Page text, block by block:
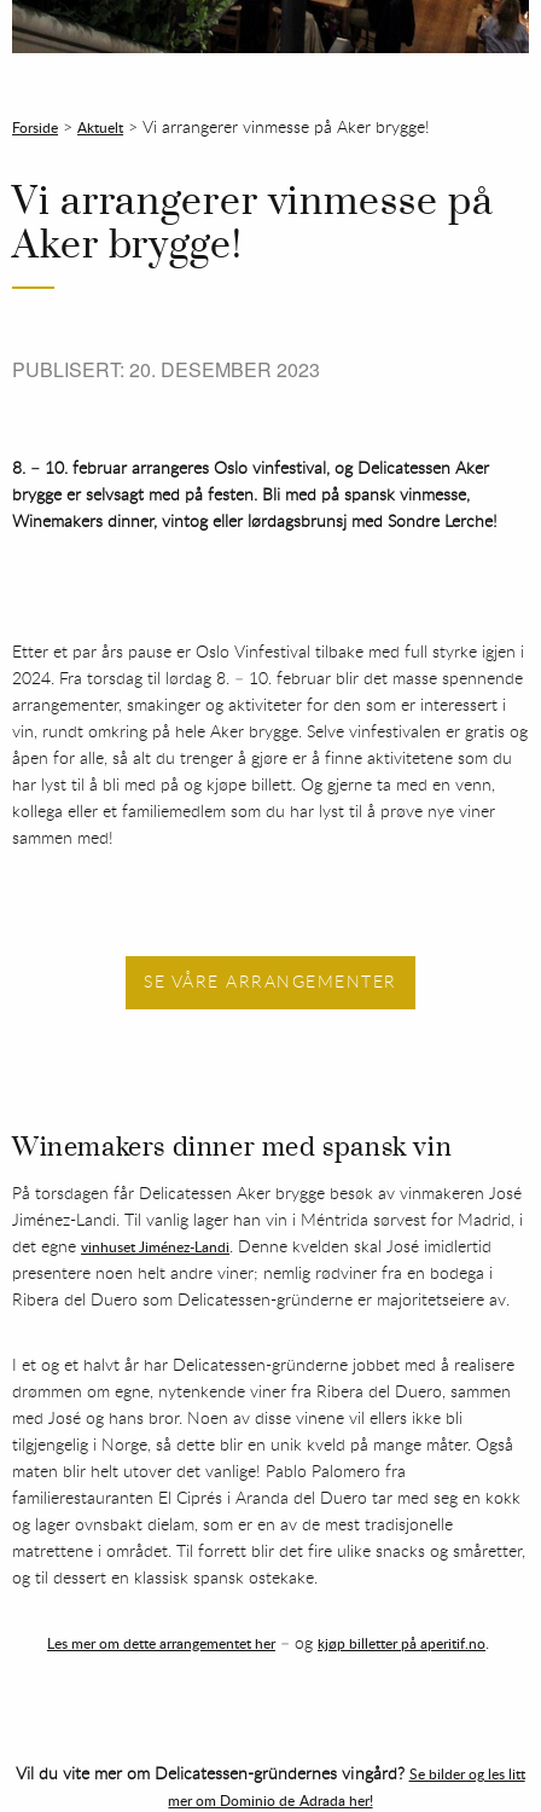
Forside >Aktuelt >Vi arrangerer vinmesse på Aker brygge!
Vi arrangerer vinmesse på
Aker brygge!
PUBLISERT: 20. DESEMBER 2023
8. – 10. februar arrangeres Oslo vinfestival, og Delicatessen Aker
brygge er selvsagt med på festen. Bli med på spansk vinmesse,
Winemakers dinner, vintog eller lørdagsbrunsj med Sondre Lerche!
Etter et par års pause er Oslo Vinfestival tilbake med full styrke igjen i
2024. Fra torsdag til lørdag 8. – 10. februar blir det masse spennende
arrangementer, smakinger og aktiviteter for den som er interessert i
vin, rundt omkring på hele Aker brygge. Selve vinfestivalen er gratis og
åpen for alle, så alt du trenger å gjøre er å finne aktivitetene som du
har lyst til å bli med på og kjøpe billett. Og gjerne ta med en venn,
kollega eller et familiemedlem som du har lyst til å prøve nye viner
sammen med!
SE VÅRE ARRANGEMENTER
Winemakers dinner med spansk vin
På torsdagen får Delicatessen Aker brygge besøk av vinmakeren José
Jiménez-Landi. Til vanlig lager han vin i Méntrida sørvest for Madrid, i
det egnevinhuset Jiménez-Landi
. Denne kvelden skal José imidlertid
presentere noen helt andre viner; nemlig rødviner fra en bodega i
Ribera del Duero som Delicatessen-gründerne er majoritetseiere av.
I et og et halvt år har Delicatessen-gründerne jobbet med å realisere
drømmen om egne, nytenkende viner fra Ribera del Duero, sammen
med José og hans bror. Noen av disse vinene vil ellers ikke bli
tilgjengelig i Norge, så dette blir en unik kveld på mange måter. Også
maten blir helt utover det vanlige! Pablo Palomero fra
familierestauranten El Ciprés i Aranda del Duero tar med seg en kokk
og lager ovnsbakt dielam, som er en av de mest tradisjonelle
matrettene i området. Til forrett blir det fire ulike snacks og småretter,
og til dessert en klassisk spansk ostekake.
Les mer om dette arrangementet her– og kjøp billetter på aperitif.no
Vil du vite mer om Delicatessen-gründernes vingård? Se bilder og les litt
mer om Dominio de Adrada her!